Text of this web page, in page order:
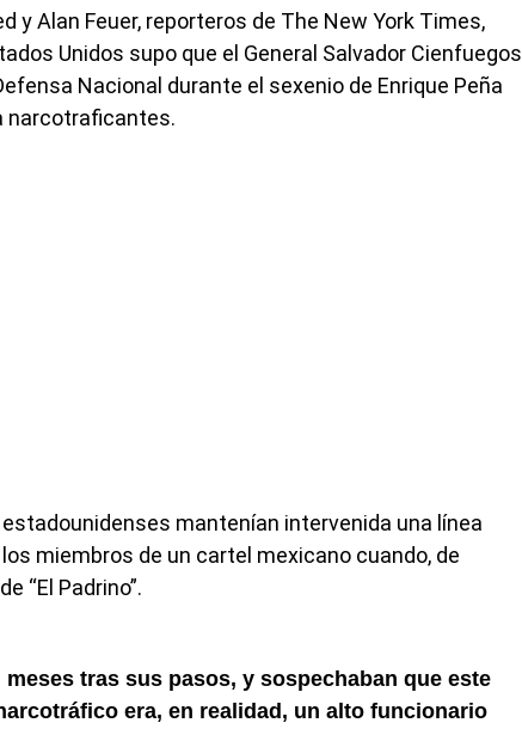
y Alan Feuer, reporteros de The New York Times,
Unidos supo que el General Salvador Cienfuegos
Nacional durante el sexenio de Enrique Peña
narcotraficantes.
mantenían intervenida una línea
miembros de un cartel mexicano cuando, de
“El Padrino”.
tras sus pasos, y sospechaban que este
era, en realidad, un alto funcionario